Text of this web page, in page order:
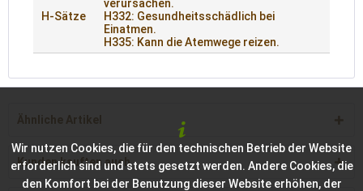
H-Sätze
verursachen.
H332: Gesundheitsschädlich bei
Einatmen.
H335: Kann die Atemwege reizen.
Ähnliche Artikel
Kunden kauften auch
Wir nutzen Cookies, die für den technischen Betrieb der Website
erforderlich sind und stets gesetzt werden. Andere Cookies, die
den Komfort bei der Benutzung dieser Website erhöhen, der